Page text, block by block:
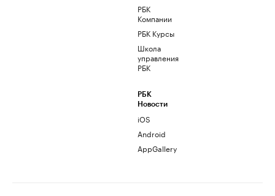
РБК
Компании
РБК Курсы
Школа
управления
РБК
РБК
Новости
iOS
Android
AppGallery